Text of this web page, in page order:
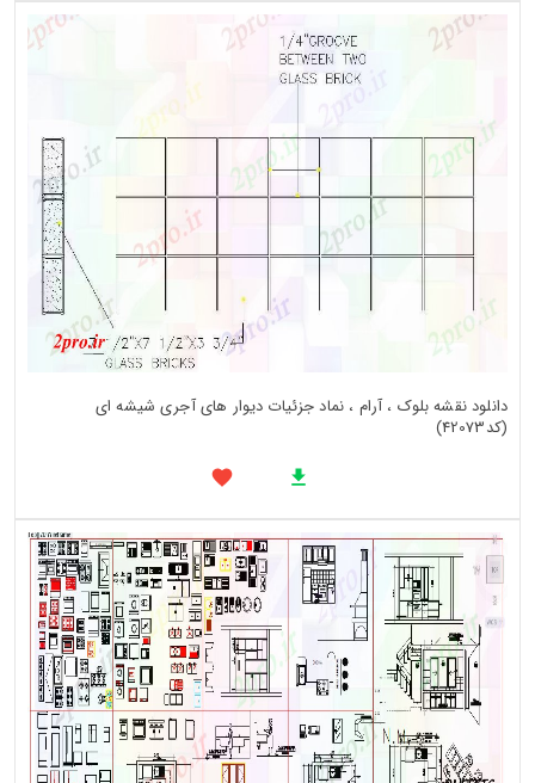
دانلود نقشه بلوک ، آرام ، نماد جزئیات دیوار های آجری شیشه ای
(کد42073)